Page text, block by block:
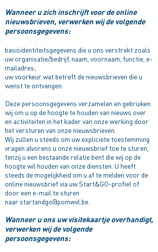
Wanneer u zich inschrijft voor de online
nieuwsbrieven, verwerken wij de volgende
persoonsgegevens:
basisidentiteitsgegevens die u ons verstrekt zoals
uw organisatie/bedrijf, naam, voornaam, functie, e-
mailadres;
uw voorkeur wat betreft de nieuwsbrieven die u
wenst te ontvangen.
Deze persoonsgegevens verzamelen en gebruiken
wij om u op de hoogte te houden van nieuws over
en activiteiten in het kader van onze werking door
het versturen van onze nieuwsbrieven.
Wij zullen u steeds om uw expliciete toestemming
vragen alvorens u onze nieuwsbrief toe te sturen,
tenzij u een bestaande relatie bent die wij op de
hoogte wil houden van onze diensten. U heeft
steeds de mogelijkheid om u af te melden voor de
online nieuwsbrief via uw Start&GO-profiel of
door een e-mail te sturen
naar startandgo@pomwvl.be
Wanneer u ons uw visitekaartje overhandigt,
verwerken wij de volgende
persoonsgegevens:​